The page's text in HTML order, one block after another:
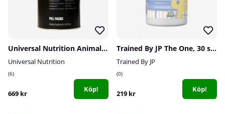
Universal Nutrition Animal Pak, 44-packs
Universal Nutrition
6
669 kr Köp!
Trained By JP The One, 30 serv.
Trained By JP
0
219 kr Köp!